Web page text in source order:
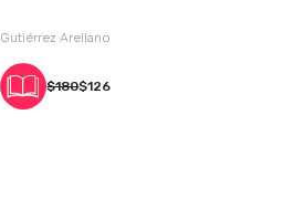
Gutiérrez Arellano
$180$126